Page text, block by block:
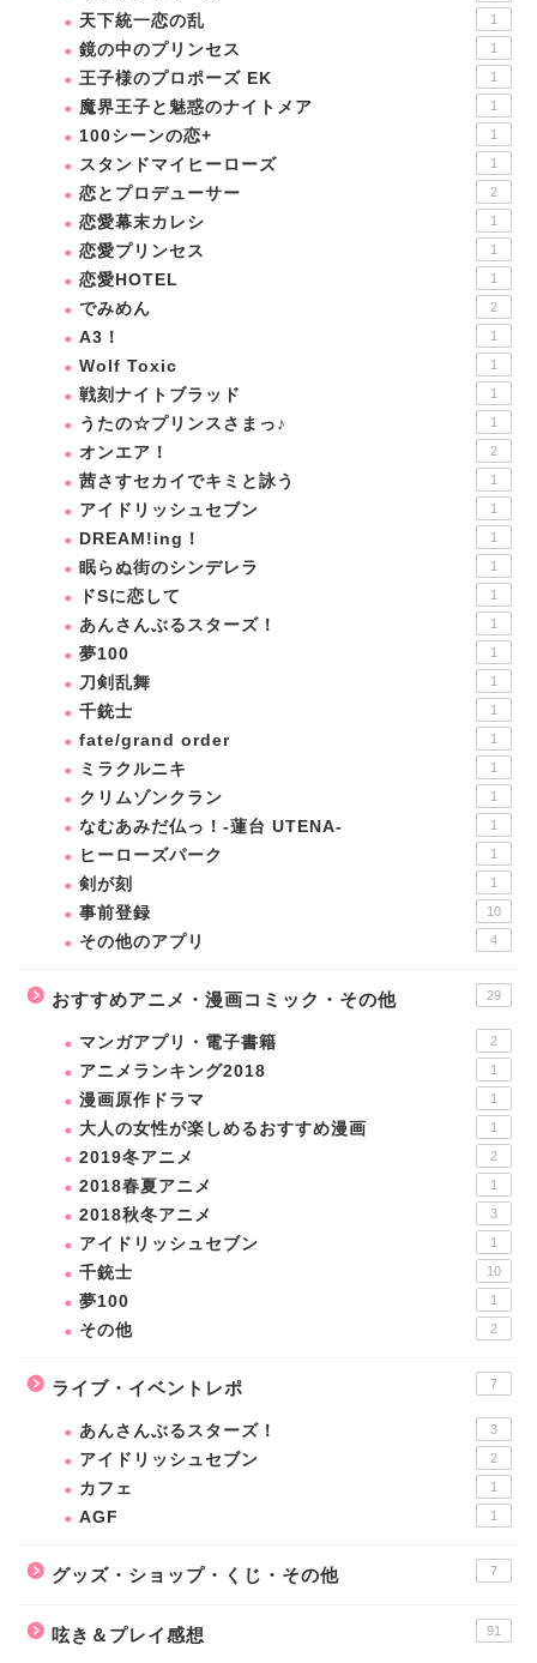
天下統一恋の乱 1
鏡の中のプリンセス 1
王子様のプロポーズ EK 1
魔界王子と魅惑のナイトメア 1
100シーンの恋+ 1
スタンドマイヒーローズ 1
恋とプロデューサー 2
恋愛幕末カレシ 1
恋愛プリンセス 1
恋愛HOTEL 1
でみめん 2
A3！ 1
Wolf Toxic 1
戦刻ナイトブラッド 1
うたの☆プリンスさまっ♪ 1
オンエア！ 2
茜さすセカイでキミと詠う 1
アイドリッシュセブン 1
DREAM!ing！ 1
眠らぬ街のシンデレラ 1
ドSに恋して 1
あんさんぶるスターズ！ 1
夢100 1
刀剣乱舞 1
千銃士 1
fate/grand order 1
ミラクルニキ 1
クリムゾンクラン 1
なむあみだ仏っ！-蓮台 UTENA- 1
ヒーローズパーク 1
剣が刻 1
事前登録 10
その他のアプリ 4
おすすめアニメ・漫画コミック・その他 29
マンガアプリ・電子書籍 2
アニメランキング2018 1
漫画原作ドラマ 1
大人の女性が楽しめるおすすめ漫画 1
2019冬アニメ 2
2018春夏アニメ 1
2018秋冬アニメ 3
アイドリッシュセブン 1
千銃士 10
夢100 1
その他 2
ライブ・イベントレポ 7
あんさんぶるスターズ！ 3
アイドリッシュセブン 2
カフェ 1
AGF 1
グッズ・ショップ・くじ・その他 7
呟き＆プレイ感想 91